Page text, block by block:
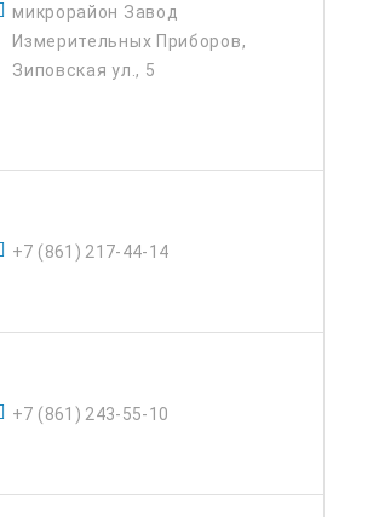
микрорайон Завод
Измерительных Приборов,
Зиповская ул., 5
+7 (861) 217-44-14
+7 (861) 243-55-10